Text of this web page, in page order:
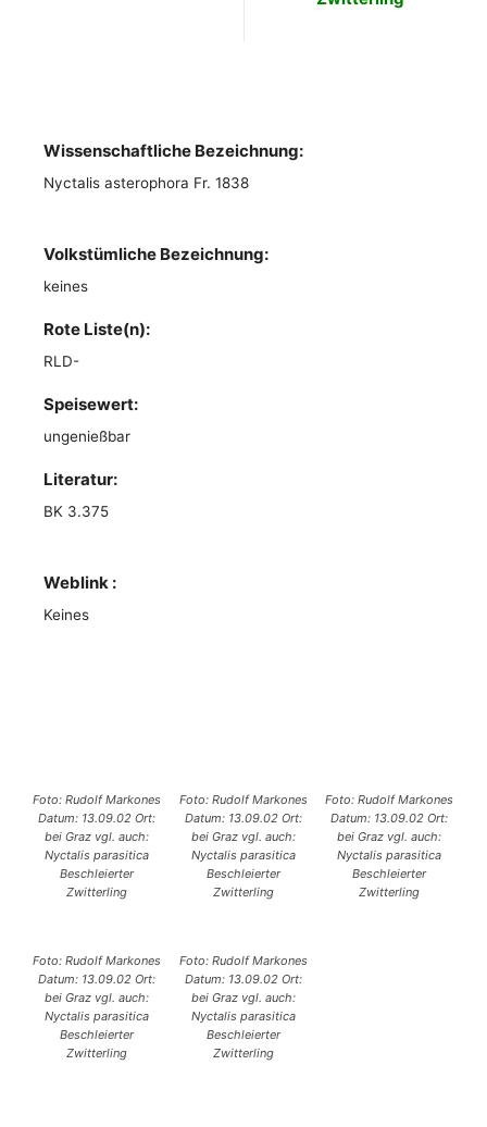
Wissenschaftliche Bezeichnung:
Nyctalis asterophora Fr. 1838
Volkstümliche Bezeichnung:
keines
Rote Liste(n):
RLD-
Speisewert:
ungenießbar
Literatur:
BK 3.375
Weblink :
Keines
Foto: Rudolf Markones
Datum: 13.09.02 Ort:
bei Graz vgl. auch:
Nyctalis parasitica
Beschleierter
Zwitterling
Foto: Rudolf Markones
Datum: 13.09.02 Ort:
bei Graz vgl. auch:
Nyctalis parasitica
Beschleierter
Zwitterling
Foto: Rudolf Markones
Datum: 13.09.02 Ort:
bei Graz vgl. auch:
Nyctalis parasitica
Beschleierter
Zwitterling
Foto: Rudolf Markones
Datum: 13.09.02 Ort:
bei Graz vgl. auch:
Nyctalis parasitica
Beschleierter
Zwitterling
Foto: Rudolf Markones
Datum: 13.09.02 Ort:
bei Graz vgl. auch:
Nyctalis parasitica
Beschleierter
Zwitterling